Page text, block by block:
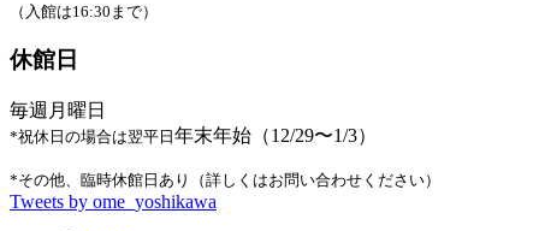
（入館は16:30まで）
休館日
毎週月曜日
*祝休日の場合は翌平日 年末年始（12/29〜1/3）
*その他、臨時休館日あり（詳しくはお問い合わせください）
Tweets by ome_yoshikawa